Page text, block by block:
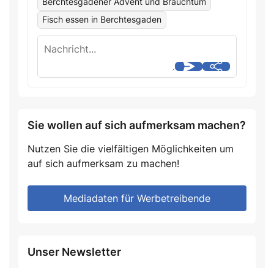
Berchtesgadener Advent und Brauchtum
Fisch essen in Berchtesgaden
Sie wollen auf sich aufmerksam machen?
Nutzen Sie die vielfältigen Möglichkeiten um
auf sich aufmerksam zu machen!
Mediadaten für Werbetreibende
Unser Newsletter